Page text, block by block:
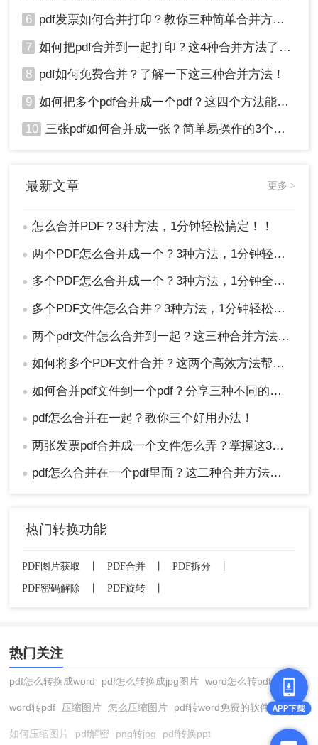
6 pdf发票如何合并打印？教你三种简单合并方法！
7 如何把pdf合并到一起打印？这4种合并方法了解一下！
8 pdf如何免费合并？了解一下这三种合并方法！
9 如何把多个pdf合并成一个pdf？这四个方法能帮助大家！
10 三张pdf如何合并成一张？简单易操作的3个方法！
最新文章 更多 >
● 怎么合并PDF？3种方法，1分钟轻松搞定！！
● 两个PDF怎么合并成一个？3种方法，1分钟轻松搞定！
● 多个PDF怎么合并成一个？3种方法，1分钟全搞定！！
● 多个PDF文件怎么合并？3种方法，1分钟轻松搞定！!
● 两个pdf文件怎么合并到一起？这三种合并方法超实用！
● 如何将多个PDF文件合并？这两个高效方法帮你解决！
● 如何合并pdf文件到一个pdf？分享三种不同的方法来帮助您轻松合并！
● pdf怎么合并在一起？教你三个好用办法！
● 两张发票pdf合并成一个文件怎么弄？掌握这3种方法轻松合并！
● pdf怎么合并在一个pdf里面？这二种合并方法了解下！
热门转换功能
PDF图片获取 PDF合并 PDF拆分
PDF密码解除
丨 PDF旋转 丨
热门关注
pdf怎么转换成word pdf怎么转换成jpg图片 word怎么转pdf
word转pdf 压缩图片 怎么压缩图片 pdf转word免费的软件
如何压缩图片 pdf解密 png转jpg pdf转换ppt